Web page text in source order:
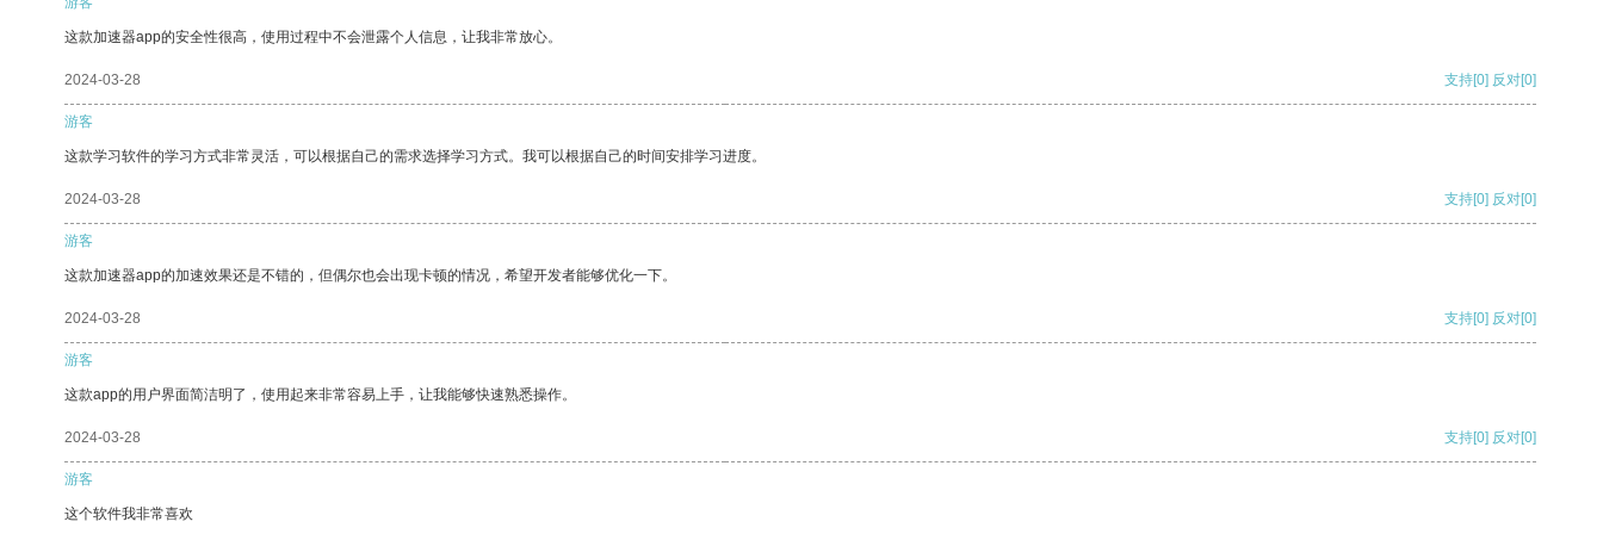
这款加速器app的安全性很高，使用过程中不会泄露个人信息，让我非常放心。
2024-03-28 支持[0] 反对[0]
游客
这款学习软件的学习方式非常灵活，可以根据自己的需求选择学习方式。我可以根据自己的时间安排学习进度。
2024-03-28 支持[0] 反对[0]
游客
这款加速器app的加速效果还是不错的，但偶尔也会出现卡顿的情况，希望开发者能够优化一下。
2024-03-28 支持[0] 反对[0]
游客
这款app的用户界面简洁明了，使用起来非常容易上手，让我能够快速熟悉操作。
2024-03-28 支持[0] 反对[0]
游客
这个软件我非常喜欢